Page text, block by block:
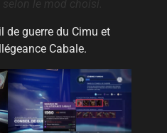
de guerre du Cimu et
Cabale.